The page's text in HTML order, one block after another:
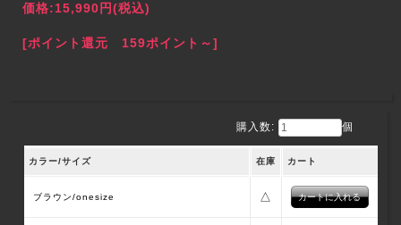
価格:15,990円(税込)
[ポイント還元 159ポイント～]
購入数: 個
カラー/サイズ 在庫 カート
ブラウン/onesize △